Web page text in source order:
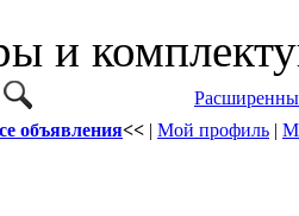
и
объявления<< | Мой профиль |